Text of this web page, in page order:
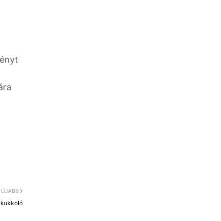
ÚJABB